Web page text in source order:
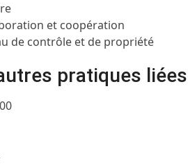
et coopération
de contrôle et de propriété
pratiques